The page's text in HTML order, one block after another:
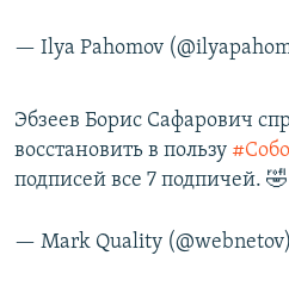
— Ilya Pahomov
Эбзеев Борис Сафарович
восстановить в пользу
подписей все 7 подпичей. 🤣
— Mark Quality (@webnetov)